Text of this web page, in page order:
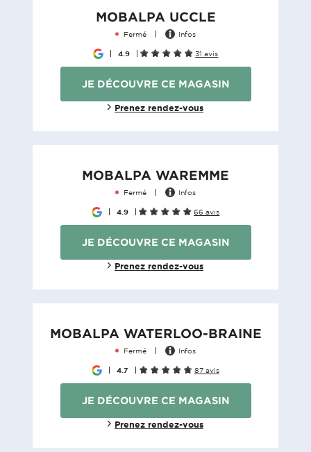
MOBALPA UCCLE
Fermé Infos
4.9 31 avis
JE DÉCOUVRE CE MAGASIN
Prenez rendez-vous
MOBALPA WAREMME
Fermé Infos
4.9 66 avis
JE DÉCOUVRE CE MAGASIN
Prenez rendez-vous
MOBALPA WATERLOO-BRAINE
Fermé Infos
4.7 87 avis
JE DÉCOUVRE CE MAGASIN
Prenez rendez-vous